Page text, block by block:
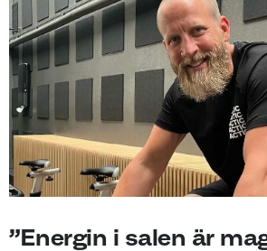
”Energin i salen är